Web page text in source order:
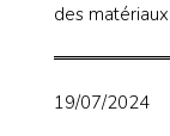
des
19/07/2024